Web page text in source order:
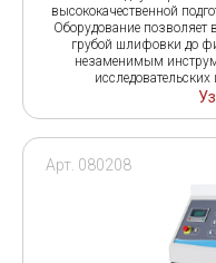
высококачественной
Оборудование позволяет
грубой шлифовки до
незаменимым
Арт. 080208